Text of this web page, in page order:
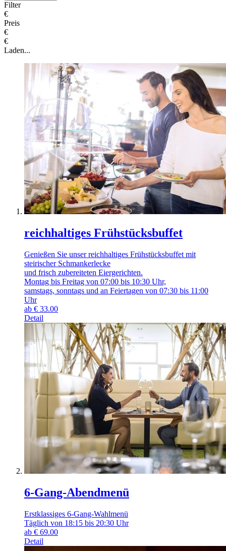
Filter
€
Preis
€
€
Laden...
reichhaltiges Frühstücksbuffet
Genießen Sie unser reichhaltiges Frühstücksbuffet mit
steirischer Schmankerlecke
und frisch zubereiteten Eiergerichten.
Montag bis Freitag von 07:00 bis 10:30 Uhr,
samstags, sonntags und an Feiertagen von 07:30 bis 11:00
Uhr
ab € 33.00
Detail
6-Gang-Abendmenü
Erstklassiges 6-Gang-Wahlmenü
Täglich von 18:15 bis 20:30 Uhr
ab € 69.00
Detail